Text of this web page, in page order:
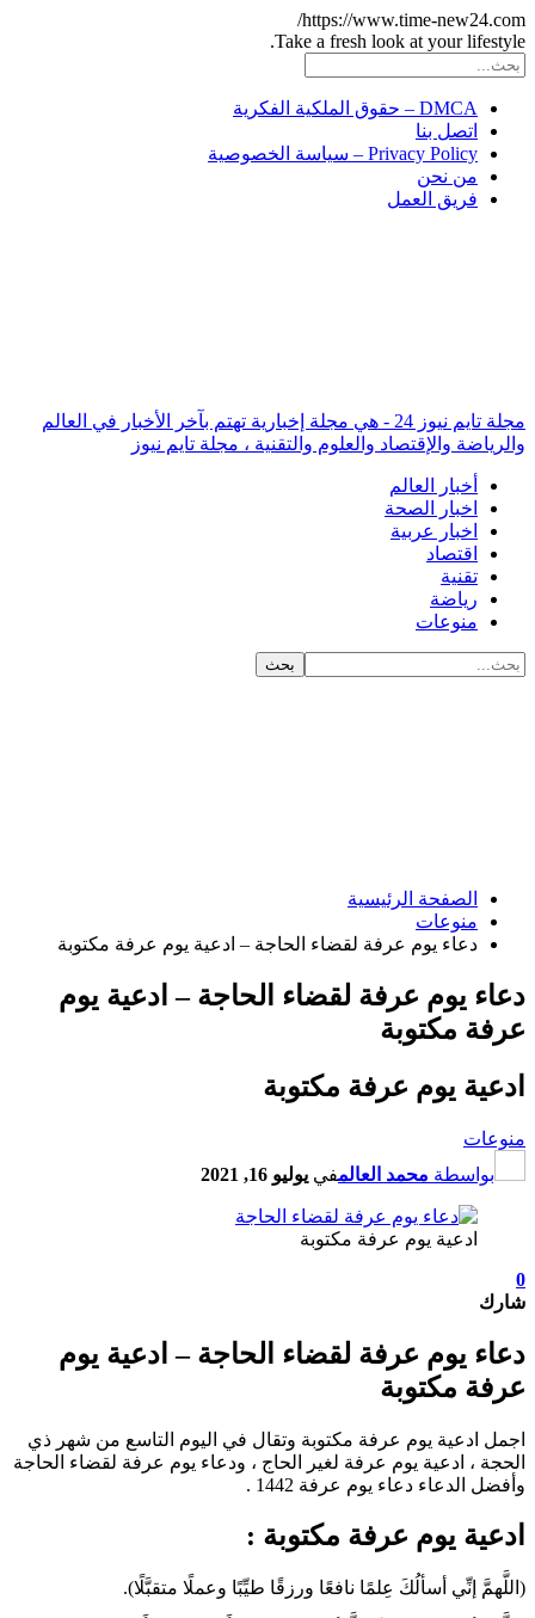
https://www.time-
Take a fresh look at your
DMCA – حقوق الملكية الفكرية
اتصل بنا
Privacy Policy – سياسة الخصوصية
من نحن
فريق العمل
مجلة تايم نيوز 24 - هي مجلة إخبارية تهتم بآخر الأخبار في العالم
والإقتصاد والعلوم والتقنية ، مجلة تايم نيوز
أخبار العالم
اخبار الصحة
اخبار عربية
اقتصاد
رياضة
منوعات
الصفحة الرئيسية
منوعات
دعاء يوم عرفة لقضاء الحاجة – ادعية يوم عرفة مكتوبة
يوم عرفة لقضاء الحاجة – ادعية يوم
مكتوبة
يوم عرفة مكتوبة
محمد العالمفييوليو 16, 2021
ادعية يوم عرفة مكتوبة
يوم عرفة لقضاء الحاجة – ادعية يوم
مكتوبة
يوم عرفة مكتوبة وتقال في اليوم التاسع من شهر ذي
ادعية يوم عرفة لغير الحاج ، ودعاء يوم عرفة لقضاء الحاجة
دعاء يوم عرفة 1442 .
يوم عرفة مكتوبة :
إنِّي أسألُكَ عِلمًا نافعًا ورزقًا طيِّبًا وعملًا متقبَّلًا).